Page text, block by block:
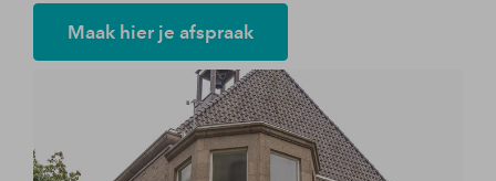
Maak hier je afspraak